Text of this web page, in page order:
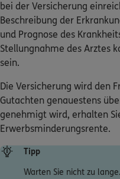
bei der Versicherung
Beschreibung der
und Prognose des
Stellungnahme des Arztes
sein.
Die Versicherung wird den
Gutachten genauestens
genehmigt wird, erhalten
Erwerbsminderungsrente.
Tipp
Warten Sie nicht zu